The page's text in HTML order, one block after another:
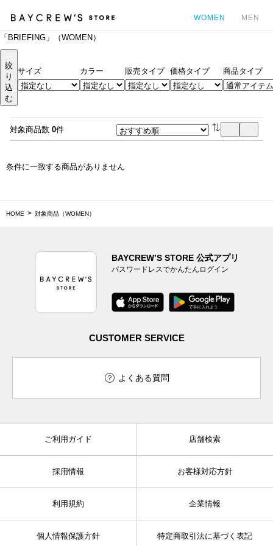
WOMEN MEN
「BRIEFING」（WOMEN）
絞
り
込
む
サイズ カラー 販売タイプ 価格タイプ 商品タイプ
対象商品数 0件
条件に一致する商品がありません
HOME 対象商品（WOMEN）
BAYCREW’S STORE 公式アプリ
パスワードレスでかんたんログイン
CUSTOMER SERVICE
よくある質問
ご利用ガイド 店舗検索
採用情報 お客様対応方針
利用規約 企業情報
個人情報保護方針 特定商取引法に基づく表記